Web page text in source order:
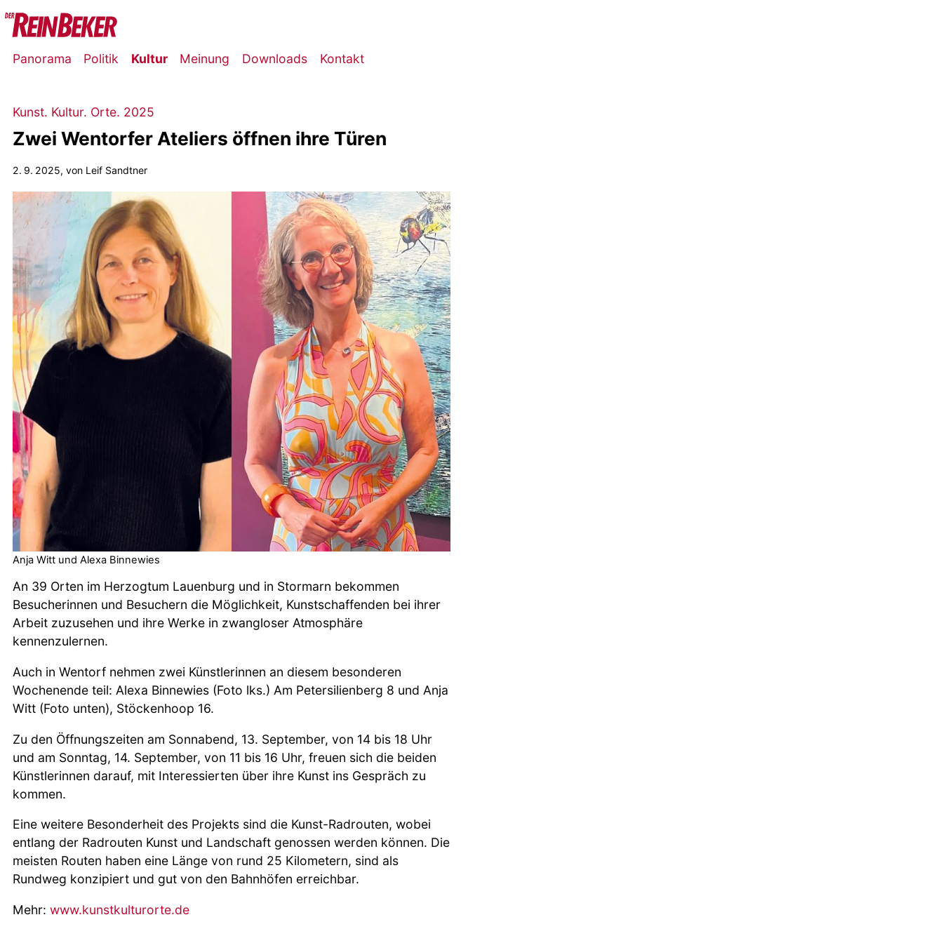
Panorama Politik Kultur Meinung Downloads Kontakt
Kunst. Kultur. Orte. 2025
Zwei Wentorfer Ateliers öffnen ihre Türen
2. 9. 2025, von Leif Sandtner
Anja Witt und Alexa Binnewies
An 39 Orten im Herzogtum Lauenburg und in Stormarn bekommen
Besucherinnen und Besuchern die Möglichkeit, Kunstschaffenden bei ihrer
Arbeit zuzusehen und ihre Werke in zwangloser Atmosphäre
kennenzulernen.
Auch in Wentorf nehmen zwei Künstlerinnen an diesem besonderen
Wochenende teil: Alexa Binnewies (Foto lks.) Am Petersilienberg 8 und Anja
Witt (Foto unten), Stöckenhoop 16.
Zu den Öffnungszeiten am Sonnabend, 13. September, von 14 bis 18 Uhr
und am Sonntag, 14. September, von 11 bis 16 Uhr, freuen sich die beiden
Künstlerinnen darauf, mit Interessierten über ihre Kunst ins Gespräch zu
kommen.
Eine weitere Besonderheit des Projekts sind die Kunst-Radrouten, wobei
entlang der Radrouten Kunst und Landschaft genossen werden können. Die
meisten Routen haben eine Länge von rund 25 Kilometern, sind als
Rundweg konzipiert und gut von den Bahnhöfen erreichbar.
Mehr: www.kunstkulturorte.de